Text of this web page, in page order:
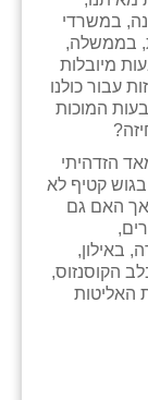
במשרדי
בממשלה,
מיובלות
עבור כולנו
המוכות
הזדהיתי
קטיף לא
אך האם גם
באילון,
הקוסנזוס,
האליטות